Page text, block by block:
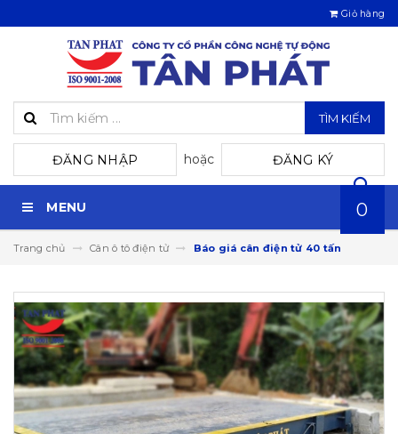
Giỏ hàng
TÌM KIẾM
ĐĂNG NHẬP hoặc ĐĂNG KÝ
MENU 0
Trang chủ Cân ô tô điện tử Báo giá cân điện tử 40 tấn